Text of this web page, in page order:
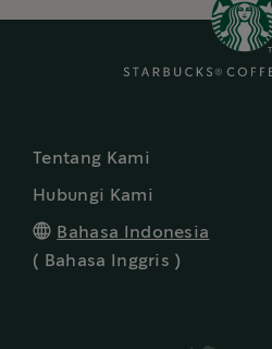
Tentang Kami
Hubungi Kami
Bahasa Indonesia
(
Bahasa Inggris )